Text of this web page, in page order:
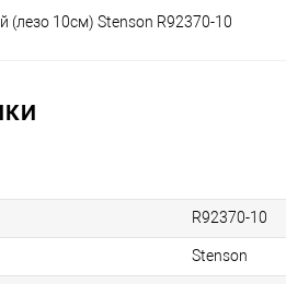
(лезо 10см) Stenson R92370-10
R92370-10
Stenson